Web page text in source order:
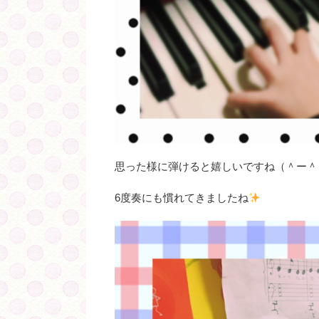
思った様に弾けると嬉しいですね（＾ー
6度奏にも慣れてきましたね